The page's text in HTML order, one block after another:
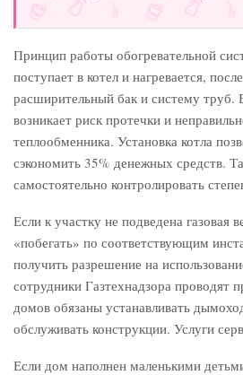
Принцип работы обогревательной
поступает в котел и нагревается,
расширительный бак и систему труб.
возникает риск протечки и
теплообменника. Установка котла
сэкономить 35% денежных средств.
самостоятельно контролировать
Если к участку не подведена газовая
«побегать» по соответствующим
получить разрешение на
сотрудники Газтехнадзора проводят
домов обязаны устанавливать
обслуживать конструкции. Услуги
Если дом наполнен маленькими